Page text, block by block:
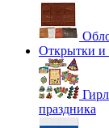
Открытки и
праздника